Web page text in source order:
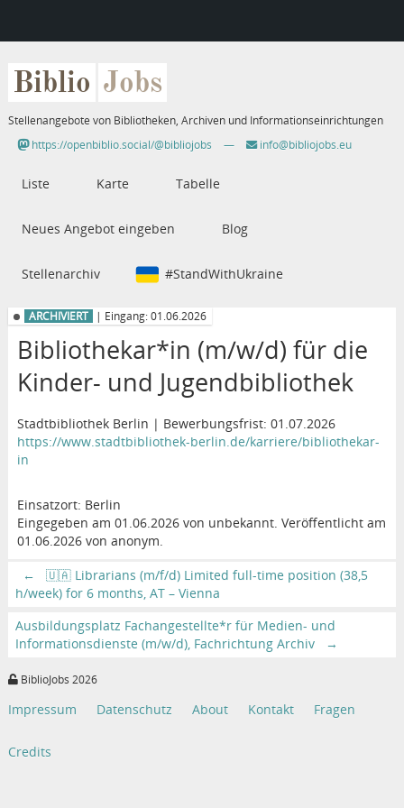
Biblio Jobs
Stellenangebote von Bibliotheken, Archiven und Informationseinrichtungen
https://openbiblio.social/@bibliojobs
— info@bibliojobs.eu
Liste Karte Tabelle
Neues Angebot eingeben Blog
Stellenarchiv #StandWithUkraine
ARCHIVIERT | Eingang: 01.06.2026
Bibliothekar*in (m/w/d) für die
Kinder- und Jugendbibliothek
Stadtbibliothek Berlin | Bewerbungsfrist: 01.07.2026
https://www.stadtbibliothek-berlin.de/karriere/bibliothekar-
in
Einsatzort: Berlin
Eingegeben am 01.06.2026 von unbekannt. Veröffentlicht am
01.06.2026 von anonym.
←
🇺🇦 Librarians (m/f/d) Limited full-time position (38,5
h/week) for 6 months, AT – Vienna
Ausbildungsplatz Fachangestellte*r für Medien- und
Informationsdienste (m/w/d), Fachrichtung Archiv
→
BiblioJobs 2026
Impressum Datenschutz About Kontakt Fragen
Credits